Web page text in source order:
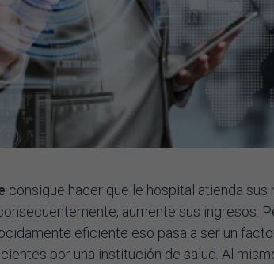
consigue hacer que le hospital atienda
aumente sus ingresos.
eficiente eso pasa a ser un
por una institución de salud. Al